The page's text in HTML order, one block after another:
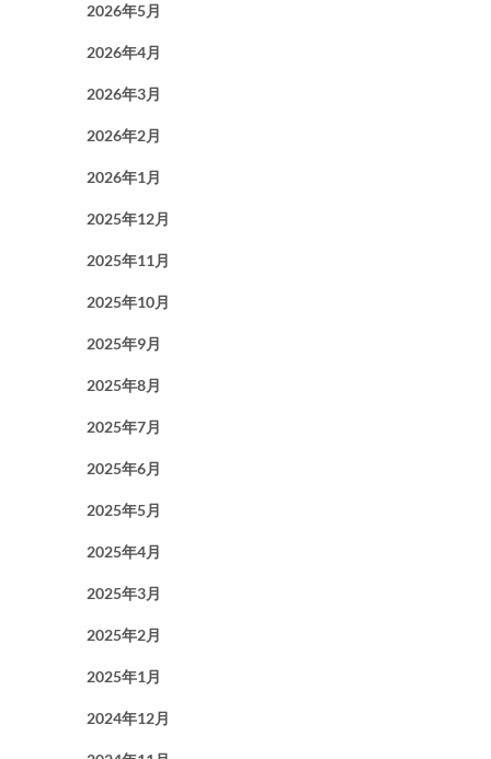
2026年5月
2026年4月
2026年3月
2026年2月
2026年1月
2025年12月
2025年11月
2025年10月
2025年9月
2025年8月
2025年7月
2025年6月
2025年5月
2025年4月
2025年3月
2025年2月
2025年1月
2024年12月